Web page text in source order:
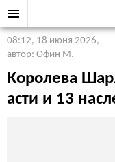
08:12, 18 июня 2026,
автор: Офин М.
Королева
асти и 13